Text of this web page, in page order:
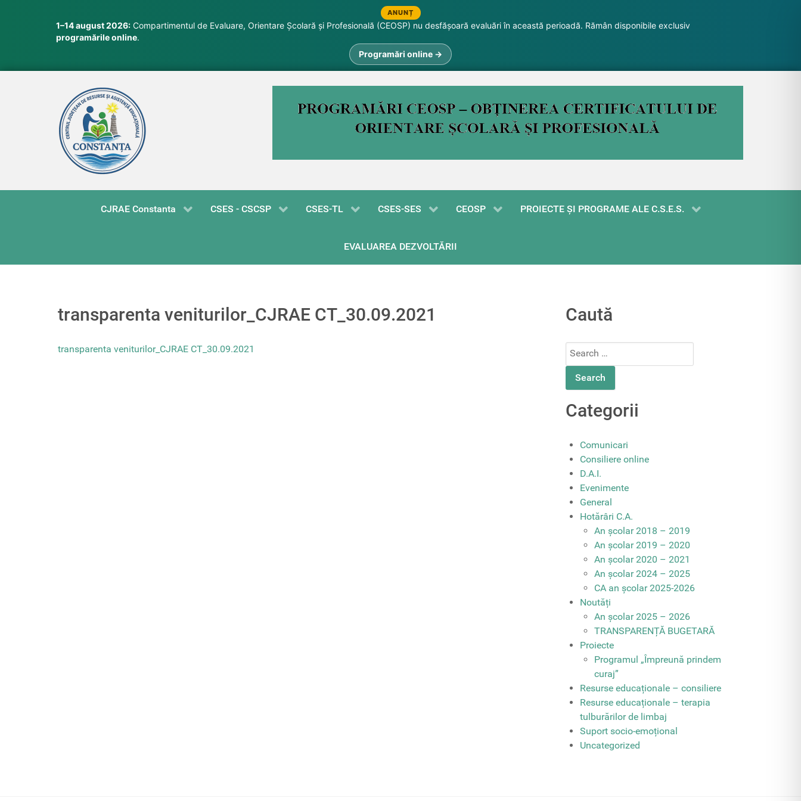
ANUNȚ
1–14 august 2026: Compartimentul de Evaluare, Orientare Școlară și Profesională (CEOSP) nu desfășoară evaluări în această perioadă. Rămân disponibile exclusiv
programările online.
Programări online →
CJRAE Constanta CSES - CSCSP CSES-TL CSES-SES CEOSP PROIECTE ŞI PROGRAME ALE C.S.E.S.
EVALUAREA DEZVOLTĂRII
transparenta veniturilor_CJRAE CT_30.09.2021
transparenta veniturilor_CJRAE CT_30.09.2021
Caută
Search
Categorii
Comunicari
Consiliere online
D.A.I.
Evenimente
General
Hotărâri C.A.
An școlar 2018 – 2019
An școlar 2019 – 2020
An școlar 2020 – 2021
An școlar 2024 – 2025
CA an școlar 2025-2026
Noutăți
An școlar 2025 – 2026
TRANSPARENȚĂ BUGETARĂ
Proiecte
Programul „Împreună prindem
curaj”
Resurse educaționale – consiliere
Resurse educaționale – terapia
tulburărilor de limbaj
Suport socio-emoțional
Uncategorized